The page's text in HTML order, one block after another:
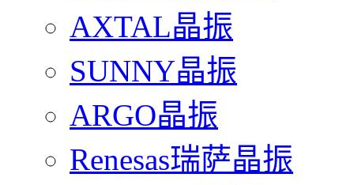
AXTAL晶振
SUNNY晶振
ARGO晶振
Renesas瑞萨晶振